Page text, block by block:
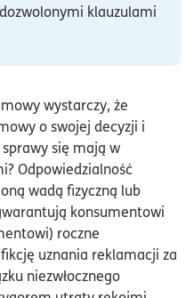
klauzulami
wystarczy, że
o swojej decyzji i
się mają w
Odpowiedzialność
wadą fizyczną lub
konsumentowi
roczne
uznania reklamacji za
niezwłocznego